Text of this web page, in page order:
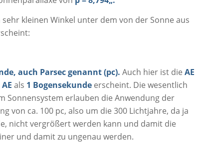
kleinen Winkel unter dem von der Sonne aus
auch Parsec genannt (pc).Auch hier ist dieAE
AE als 1 Bogensekunde erscheint. Die wesentlich
Sonnensystem erlauben die Anwendung der
von ca. 100 pc, also um die 300 Lichtjahre, da ja
nicht vergrößert werden kann und damit die
und damit zu ungenau werden.